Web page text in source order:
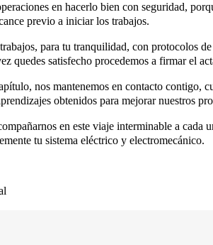
en hacerlo bien con seguridad,
previo a iniciar los trabajos.
para tu tranquilidad, con protocolos
quedes satisfecho procedemos a firmar el
nos mantenemos en contacto contigo,
obtenidos para mejorar nuestros
en este viaje interminable a cada
tu sistema eléctrico y electromecánico.